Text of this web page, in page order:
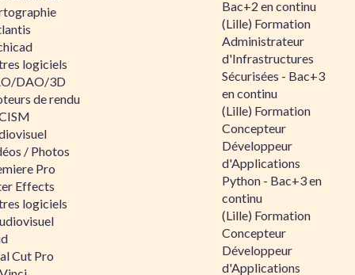
logiciels
DAO/3D
de rendu
/ Photos
Pro
Effects
logiciels
Cut Pro
Bac+2 en continu
(Lille) Formation
Administrateur
d'Infrastructures
Sécurisées - Bac+3
en continu
(Lille) Formation
Concepteur
Développeur
d'Applications
Python - Bac+3 en
continu
(Lille) Formation
Concepteur
Développeur
d'Applications